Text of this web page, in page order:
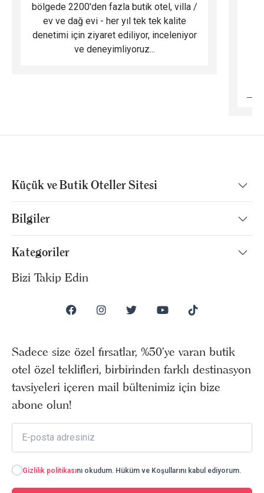
bölgede 2200'den fazla butik otel, villa /
ev ve dağ evi - her yıl tek tek kalite
denetimi için ziyaret ediliyor, inceleniyor
ve deneyimliyoruz...
Küçük ve Butik Oteller Sitesi
Bilgiler
Kategoriler
Bizi Takip Edin
Sadece size özel fırsatlar, %50’ye varan butik
otel özel teklifleri, birbirinden farklı destinasyon
tavsiyeleri içeren mail bültenimiz için bize
abone olun!
Gizlilik politikasını okudum. Hüküm ve Koşullarını kabul ediyorum.